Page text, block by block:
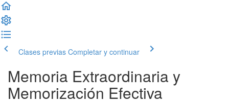
Clases previas Completar y continuar
Memoria Extraordinaria y
Memorización Efectiva